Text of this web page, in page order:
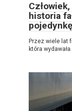
historia
pojedynkę
Przez wiele lat
która